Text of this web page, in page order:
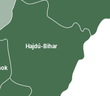
Hajdú-Bihar